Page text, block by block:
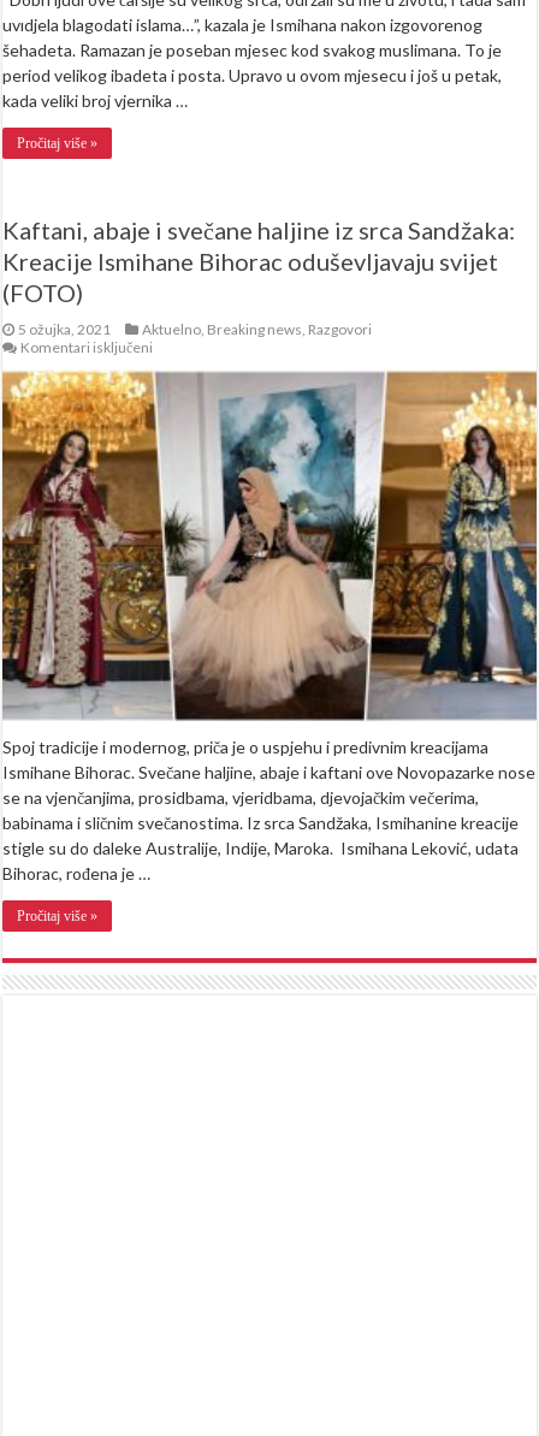
uvıdjela blagodati islama…”, kazala je Ismihana nakon izgovorenog
šehadeta. Ramazan je poseban mjesec kod svakog muslimana. To je
period velikog ibadeta i posta. Upravo u ovom mjesecu i još u petak,
kada veliki broj vjernika …
Pročitaj više »
Kaftani, abaje i svečane haljine iz srca Sandžaka:
Kreacije Ismihane Bihorac oduševljavaju svijet
(FOTO)
5 ožujka, 2021 Aktuelno Breaking news Razgovori
Komentari isključeni
abaje
i
svečane
haljine
iz
srca
Sandžaka:
Kreacije
Ismihane
Bihorac
oduševljavaju
svijet
(FOTO)
Spoj tradicije i modernog, priča je o uspjehu i predivnim kreacijama
Ismihane Bihorac. Svečane haljine, abaje i kaftani ove Novopazarke nose
se na vjenčanjima, prosidbama, vjeridbama, djevojačkim večerima,
babinama i sličnim svečanostima. Iz srca Sandžaka, Ismihanine kreacije
stigle su do daleke Australije, Indije, Maroka. Ismihana Leković, udata
Bihorac, rođena je …
Pročitaj više »